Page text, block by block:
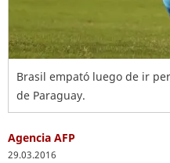
Brasil empató luego de ir
de Paraguay.
Agencia AFP
29.03.2016